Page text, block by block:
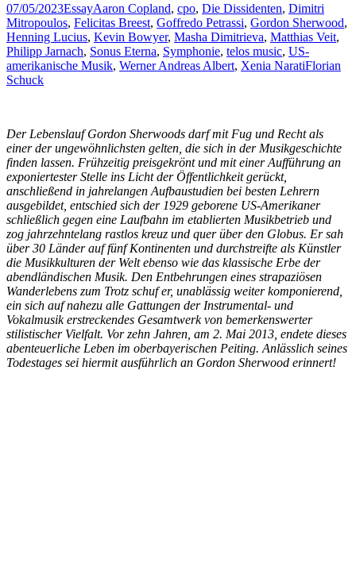
07/05/2023EssayAaron Copland, cpo, Die Dissidenten, Dimitri
Mitropoulos, Felicitas Breest, Goffredo Petrassi, Gordon Sherwood,
Henning Lucius, Kevin Bowyer, Masha Dimitrieva, Matthias Veit,
Philipp Jarnach, Sonus Eterna, Symphonie, telos music, US-
amerikanische Musik, Werner Andreas Albert, Xenia NaratiFlorian
Schuck
Der Lebenslauf Gordon Sherwoods darf mit Fug und Recht als
einer der ungewöhnlichsten gelten, die sich in der Musikgeschichte
finden lassen. Frühzeitig preisgekrönt und mit einer Aufführung an
exponiertester Stelle ins Licht der Öffentlichkeit gerückt,
anschließend in jahrelangen Aufbaustudien bei besten Lehrern
ausgebildet, entschied sich der 1929 geborene US-Amerikaner
schließlich gegen eine Laufbahn im etablierten Musikbetrieb und
zog jahrzehntelang rastlos kreuz und quer über den Globus. Er sah
über 30 Länder auf fünf Kontinenten und durchstreifte als Künstler
die Musikkulturen der Welt ebenso wie das klassische Erbe der
abendländischen Musik. Den Entbehrungen eines strapaziösen
Wanderlebens zum Trotz schuf er, unablässig weiter komponierend,
ein sich auf nahezu alle Gattungen der Instrumental- und
Vokalmusik erstreckendes Gesamtwerk von bemerkenswerter
stilistischer Vielfalt. Vor zehn Jahren, am 2. Mai 2013, endete dieses
abenteuerliche Leben im oberbayerischen Peiting. Anlässlich seines
Todestages sei hiermit ausführlich an Gordon Sherwood erinnert!